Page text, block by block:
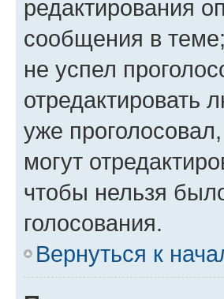
редактирования
сообщения в
не успел
отредактировать
уже
могут
чтобы нельзя
голосования.
Вернуться к